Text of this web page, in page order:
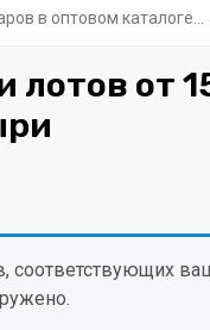
лотов от
соответствующих